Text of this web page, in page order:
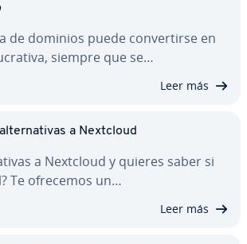
de dominios puede co­n­ve­r­ti­r­se en
siempre que se…
Leer más
a Nextcloud
a Nextcloud y quieres saber si
Te ofrecemos un…
Leer más